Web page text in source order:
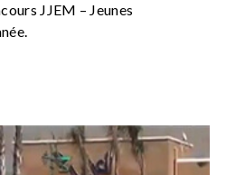
JJEM – Jeunes